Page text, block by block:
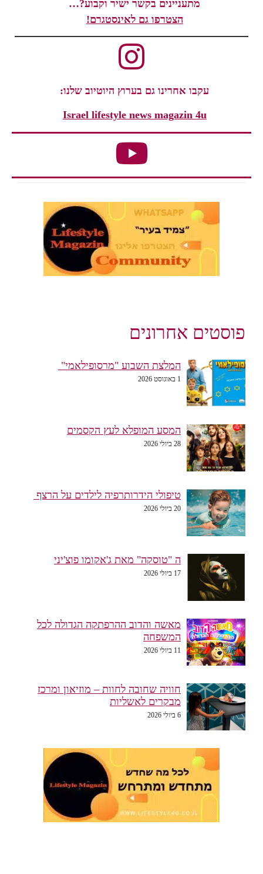
מתעניינים בקשר ישיר וקבוע?…
הצטרפו גם לאינסטגרם!
עקבו אחרינו גם בערוץ היוטיוב שלנו:
Israel lifestyle news magazin 4u
פוסטים אחרונים
המלצת השבוע "מרסופילאמי"
1 באוגוסט 2026
המסע המופלא לעץ הקסמים
28 ביולי 2026
טיפולי הידרותרפיה לילדים על הרצף
20 ביולי 2026
ה "טוסקה" מאת ג'אקומו פוצ'יני
17 ביולי 2026
מאשה והדוב ההרפתקה הגדולה לכל
המשפחה
11 ביולי 2026
חוויה שחובה לחוות – מוזיאון ומרכז
מבקרים לאשליות
6 ביולי 2026